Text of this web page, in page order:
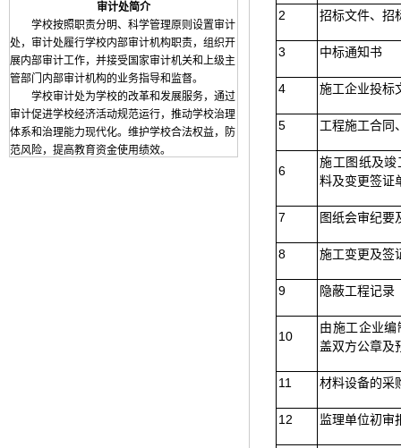
审计处简介
学校按照职责分明、科学管理原则设置审计
处，审计处履行学校内部审计机构职责，组织开
展内部审计工作，并接受国家审计机关和上级主
管部门内部审计机构的业务指导和监督。
学校审计处为学校的改革和发展服务，通过
审计促进学校经济活动规范运行，推动学校治理
体系和治理能力现代化。维护学校合法权益，防
范风险，提高教育资金使用绩效。
2 招标文件、招
3 中标通知书
4 施工企业投标
5 工程施工合同
6
施工图纸及竣
料及变更签证
7 图纸会审纪要
8 施工变更及签
9 隐蔽工程记录
10
由施工企业
盖双方公章及
11 材料设备的采
12 监理单位初审